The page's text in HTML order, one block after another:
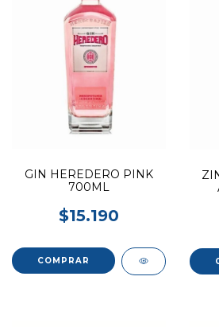
GIN HEREDERO PINK
700ML
$15.190